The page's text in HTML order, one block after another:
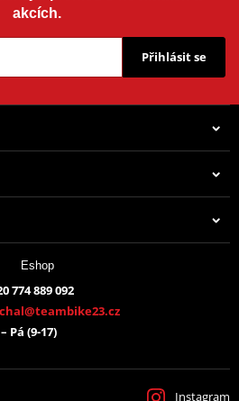
akcích.
Přihlásit se
Eshop
774 889 092
Pá (9-17)
Instagram